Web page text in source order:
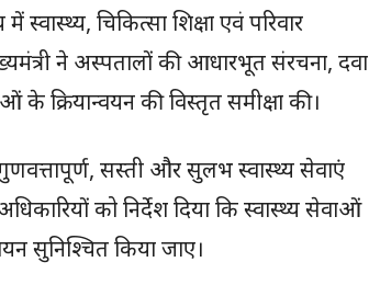
चिकित्सा शिक्षा एवं परिवार
ने अस्पतालों की आधारभूत संरचना, दवा
के क्रियान्वयन की विस्तृत समीक्षा की।
सस्ती और सुलभ स्वास्थ्य सेवाएं
को निर्देश दिया कि स्वास्थ्य सेवाओं
सुनिश्चित किया जाए।